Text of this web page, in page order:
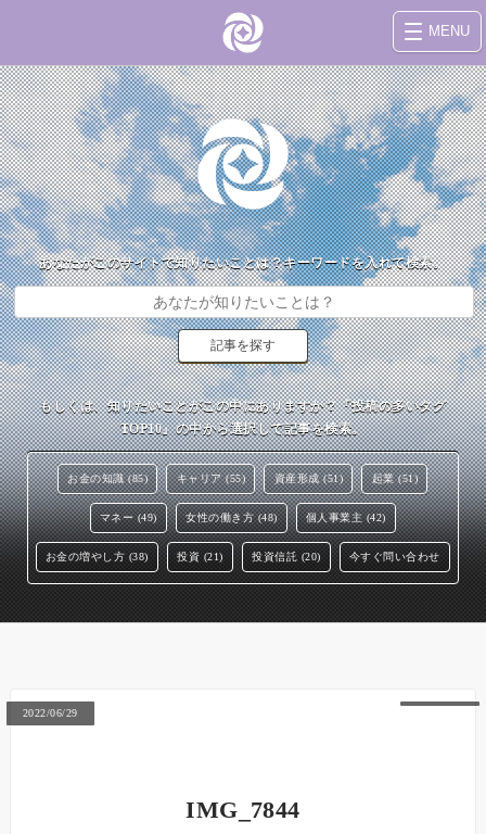
MENU
あなたがこのサイトで知りたいことは？キーワードを入れて検索。
もしくは、知りたいことがこの中にありますか？『投稿の多いタグ
TOP10』の中から選択して記事を検索。
お金の知識 (85) キャリア (55) 資産形成 (51) 起業 (51)
マネー (49) 女性の働き方 (48) 個人事業主 (42)
お金の増やし方 (38) 投資 (21) 投資信託 (20) 今すぐ問い合わせ
2022/06/29
IMG_7844